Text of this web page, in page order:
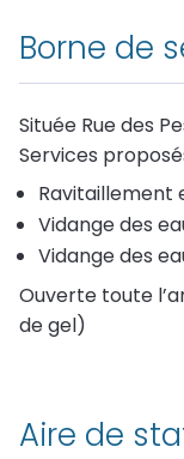
Le
"Communal"
de
ans)
Accueil
jeunes
(12 - 17
ans)
pratiques
cours
de
louer
Eau et
Déchets
car
Economie
Borne de
Située Rue des
Services
Ravitaillement
Vidange des
Vidange des
Ouverte toute
de gel)
Aire de